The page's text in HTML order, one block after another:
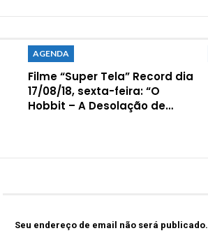
AGENDA
Filme “Super Tela” Record dia
17/08/18, sexta-feira: “O
Hobbit – A Desolação de…
Seu endereço de email não será publicado.